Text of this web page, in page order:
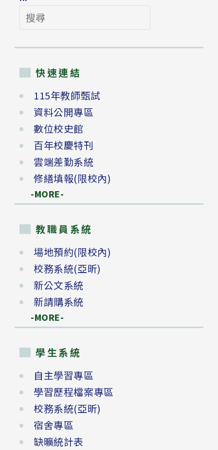
搜
尋
快速連結
115年教師甄試
資料公開專區
數位校史館
百年校慶特刊
雲端差勤系統
修繕填報(限校內)
-MORE-
教職員系統
場地預約(限校內)
校務系統(亞昕)
新公文系統
新請購系統
-MORE-
學生系統
自主學習專區
學習歷程檔案專區
校務系統(亞昕)
宿舍專區
缺曠統計表